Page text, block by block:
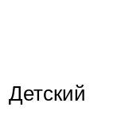
Детский